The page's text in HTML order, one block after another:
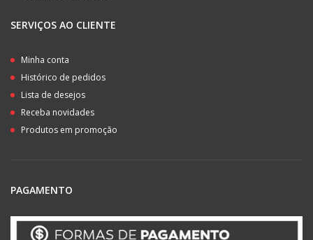
SERVIÇOS AO CLIENTE
Minha conta
Histórico de pedidos
Lista de desejos
Receba novidades
Produtos em promoção
PAGAMENTO